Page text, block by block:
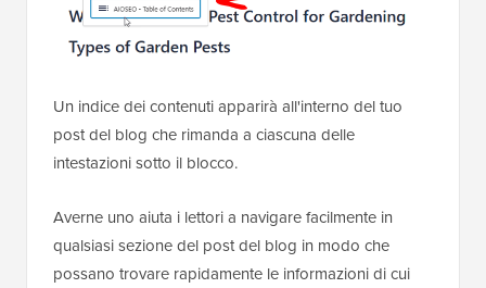
Un indice dei contenuti apparirà all'interno del tuo
post del blog che rimanda a ciascuna delle
intestazioni sotto il blocco.
Averne uno aiuta i lettori a navigare facilmente in
qualsiasi sezione del post del blog in modo che
possano trovare rapidamente le informazioni di cui